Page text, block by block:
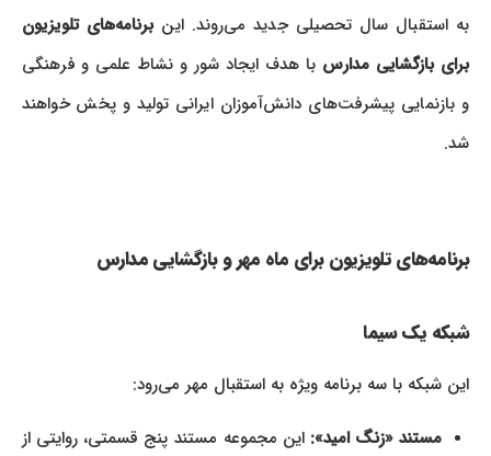
به استقبال سال تحصیلی جدید می‌روند. اینبرنامه‌های تلویزیون
برای بازگشایی مدارسبا هدف ایجاد شور و نشاط علمی و فرهنگی
و بازنمایی پیشرفت‌های دانش‌آموزان ایرانی تولید و پخش خواهند
شد.
برنامه‌های تلویزیون برای ماه مهر و بازگشایی مدارس
شبکه یک سیما
این شبکه با سه برنامه ویژه به استقبال مهر می‌رود:
مستند «زنگ امید»:این مجموعه مستند پنج قسمتی، روایتی از